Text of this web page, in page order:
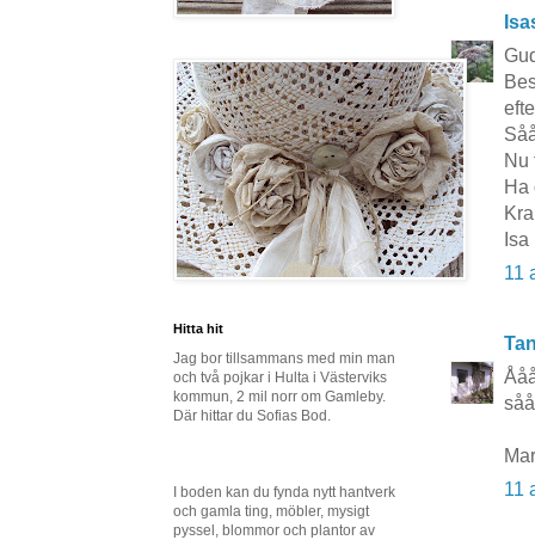
Nu
Ha
Isa
11
11
Hitta hit
Jag bor tillsammans med min man
och två pojkar i Hulta i Västerviks
kommun, 2 mil norr om Gamleby.
Där hittar du Sofias Bod.
I boden kan du fynda nytt hantverk
och gamla ting, möbler, mysigt
pyssel, blommor och plantor av